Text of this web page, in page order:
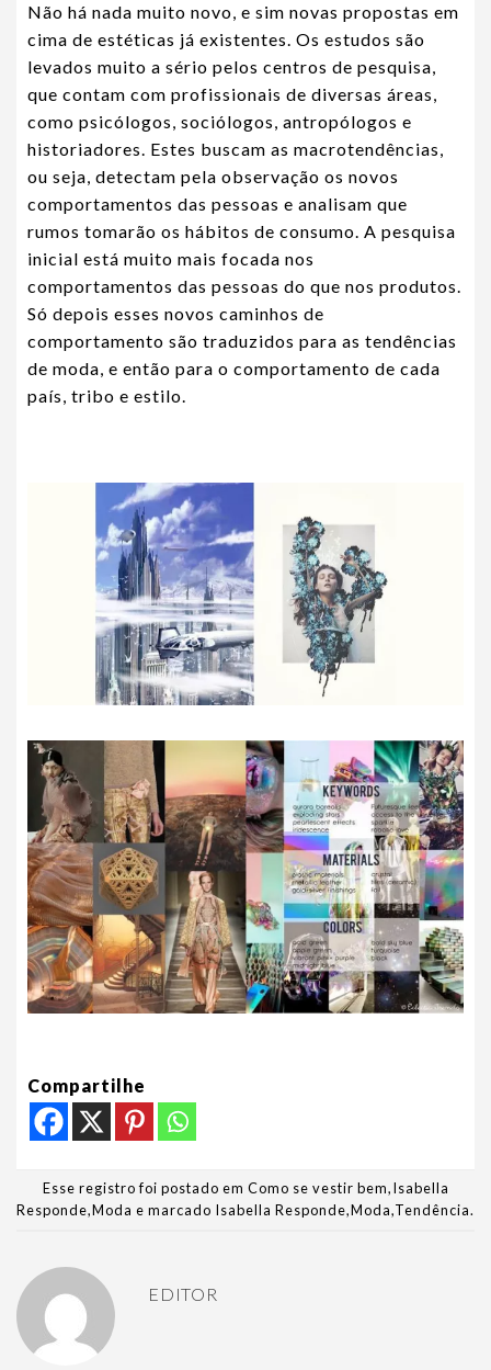
Não há nada muito novo, e sim novas propostas em
cima de estéticas já existentes. Os estudos são
levados muito a sério pelos centros de pesquisa,
que contam com profissionais de diversas áreas,
como psicólogos, sociólogos, antropólogos e
historiadores. Estes buscam as macrotendências,
ou seja, detectam pela observação os novos
comportamentos das pessoas e analisam que
rumos tomarão os hábitos de consumo. A pesquisa
inicial está muito mais focada nos
comportamentos das pessoas do que nos produtos.
Só depois esses novos caminhos de
comportamento são traduzidos para as tendências
de moda, e então para o comportamento de cada
país, tribo e estilo.
Compartilhe
Esse registro foi postado em Como se vestir bem,Isabella
Responde,Moda e marcado Isabella Responde,Moda,Tendência.
EDITOR